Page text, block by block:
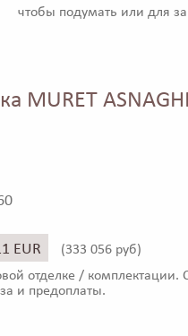
чтобы подумать или для
MURET
EUR (333 056 руб)
отделке /
и предоплаты.